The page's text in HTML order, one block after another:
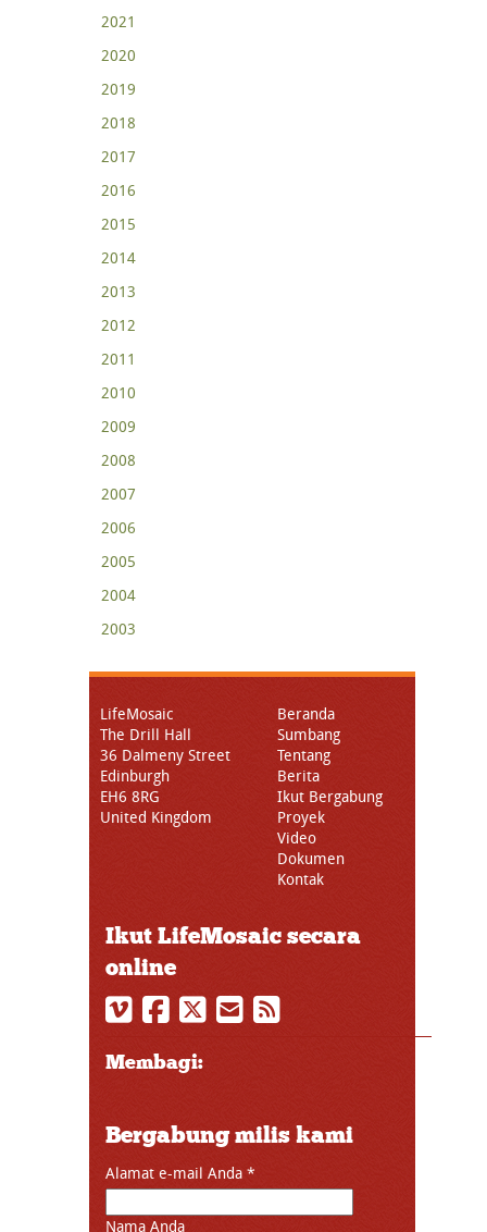
2021
2020
2019
2018
2017
2016
2015
2014
2013
2012
2011
2010
2009
2008
2007
2006
2005
2004
2003
LifeMosaic
The Drill Hall
36 Dalmeny Street
Edinburgh
EH6 8RG
United Kingdom
Beranda
Sumbang
Tentang
Berita
Ikut Bergabung
Proyek
Video
Dokumen
Kontak
Ikut LifeMosaic secara
online
Membagi:
Bergabung milis kami
Alamat e-mail Anda *
Nama Anda